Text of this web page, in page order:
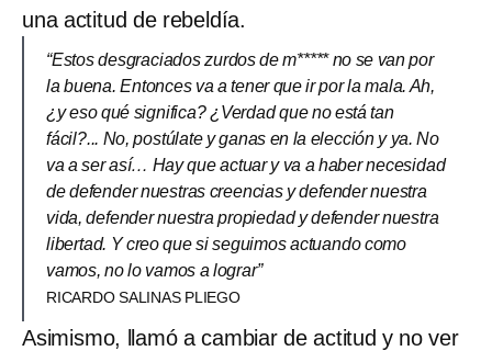
una actitud de rebeldía.
“Estos desgraciados zurdos de m***** no se van por
la buena. Entonces va a tener que ir por la mala. Ah,
¿y eso qué significa? ¿Verdad que no está tan
fácil?... No, postúlate y ganas en la elección y ya. No
va a ser así… Hay que actuar y va a haber necesidad
de defender nuestras creencias y defender nuestra
vida, defender nuestra propiedad y defender nuestra
libertad. Y creo que si seguimos actuando como
vamos, no lo vamos a lograr”
RICARDO SALINAS PLIEGO
Asimismo, llamó a cambiar de actitud y no ver